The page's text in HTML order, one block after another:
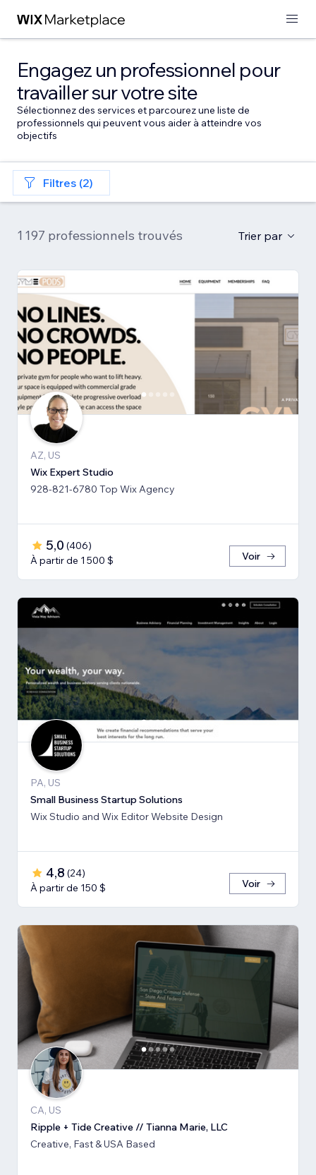
Engagez un professionnel pour
travailler sur votre site
Sélectionnez des services et parcourez une liste de
professionnels qui peuvent vous aider à atteindre vos
objectifs
Filtres (2)
1 197 professionnels trouvés Trier par
AZ, US
Wix Expert Studio
928-821-6780 Top Wix Agency
5,0 (406)
À partir de 1 500 $
Voir
PA, US
Small Business Startup Solutions
Wix Studio and Wix Editor Website Design
4,8 (24)
À partir de 150 $
Voir
CA, US
Ripple + Tide Creative // Tianna Marie, LLC
Creative, Fast & USA Based